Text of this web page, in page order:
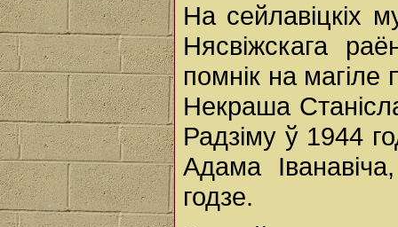
На сейлавіцкіх
Нясвіжскага
помнік на
Некраша
Радзіму ў 1944
Адама
годзе.